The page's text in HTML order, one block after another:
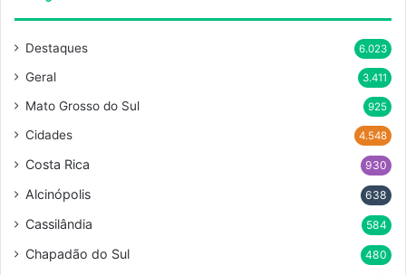
Destaques 6.023
Geral 3.411
Mato Grosso do Sul 925
Cidades 4.548
Costa Rica 930
Alcinópolis 638
Cassilândia 584
Chapadão do Sul 480